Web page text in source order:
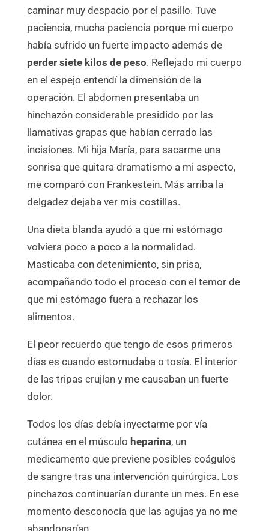
caminar muy despacio por el pasillo. Tuve
paciencia, mucha paciencia porque mi cuerpo
había sufrido un fuerte impacto además de
perder siete kilos de peso. Reflejado mi cuerpo
en el espejo entendí la dimensión de la
operación. El abdomen presentaba un
hinchazón considerable presidido por las
llamativas grapas que habían cerrado las
incisiones. Mi hija María, para sacarme una
sonrisa que quitara dramatismo a mi aspecto,
me comparó con Frankestein. Más arriba la
delgadez dejaba ver mis costillas.
Una dieta blanda ayudó a que mi estómago
volviera poco a poco a la normalidad.
Masticaba con detenimiento, sin prisa,
acompañando todo el proceso con el temor de
que mi estómago fuera a rechazar los
alimentos.
El peor recuerdo que tengo de esos primeros
días es cuando estornudaba o tosía. El interior
de las tripas crujían y me causaban un fuerte
dolor.
Todos los días debía inyectarme por vía
cutánea en el músculo heparina, un
medicamento que previene posibles coágulos
de sangre tras una intervención quirúrgica. Los
pinchazos continuarían durante un mes. En ese
momento desconocía que las agujas ya no me